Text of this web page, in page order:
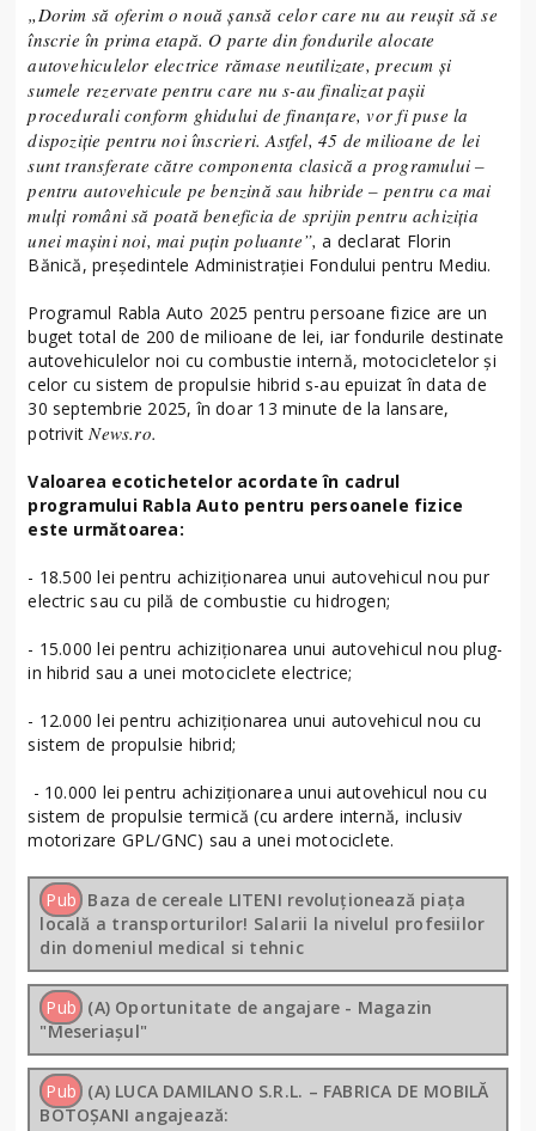
„Dorim să oferim o nouă şansă celor care nu au reuşit să se
înscrie în prima etapă. O parte din fondurile alocate
autovehiculelor electrice rămase neutilizate, precum şi
sumele rezervate pentru care nu s-au finalizat paşii
procedurali conform ghidului de finanţare, vor fi puse la
dispoziţie pentru noi înscrieri. Astfel, 45 de milioane de lei
sunt transferate către componenta clasică a programului –
pentru autovehicule pe benzină sau hibride – pentru ca mai
mulţi români să poată beneficia de sprijin pentru achiziţia
unei maşini noi, mai puţin poluante”, a declarat Florin
Bănică, preşedintele Administraţiei Fondului pentru Mediu.
Programul Rabla Auto 2025 pentru persoane fizice are un
buget total de 200 de milioane de lei, iar fondurile destinate
autovehiculelor noi cu combustie internă, motocicletelor şi
celor cu sistem de propulsie hibrid s-au epuizat în data de
30 septembrie 2025, în doar 13 minute de la lansare,
potrivit News.ro.
Valoarea ecotichetelor acordate în cadrul
programului Rabla Auto pentru persoanele fizice
este următoarea:
- 18.500 lei pentru achiziţionarea unui autovehicul nou pur
electric sau cu pilă de combustie cu hidrogen;
- 15.000 lei pentru achiziţionarea unui autovehicul nou plug-
in hibrid sau a unei motociclete electrice;
- 12.000 lei pentru achiziţionarea unui autovehicul nou cu
sistem de propulsie hibrid;
- 10.000 lei pentru achiziţionarea unui autovehicul nou cu
sistem de propulsie termică (cu ardere internă, inclusiv
motorizare GPL/GNC) sau a unei motociclete.
Pub Baza de cereale LITENI revoluționează piața
locală a transporturilor! Salarii la nivelul profesiilor
din domeniul medical si tehnic
Pub (A) Oportunitate de angajare - Magazin
"Meseriașul"
Pub (A) LUCA DAMILANO S.R.L. – FABRICA DE MOBILĂ
BOTOȘANI angajează: